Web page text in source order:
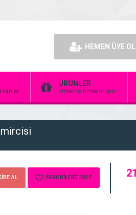
HEMEN ÜYE OL
ilanlar
ÜRÜNLER
binlerce firma ürünü
AL FAVORİLERE EKLE